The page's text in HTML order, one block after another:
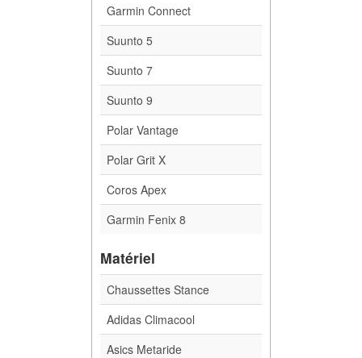
Garmin Connect
Suunto 5
Suunto 7
Suunto 9
Polar Vantage
Polar Grit X
Coros Apex
Garmin Fenix 8
Matériel
Chaussettes Stance
Adidas Climacool
Asics Metaride